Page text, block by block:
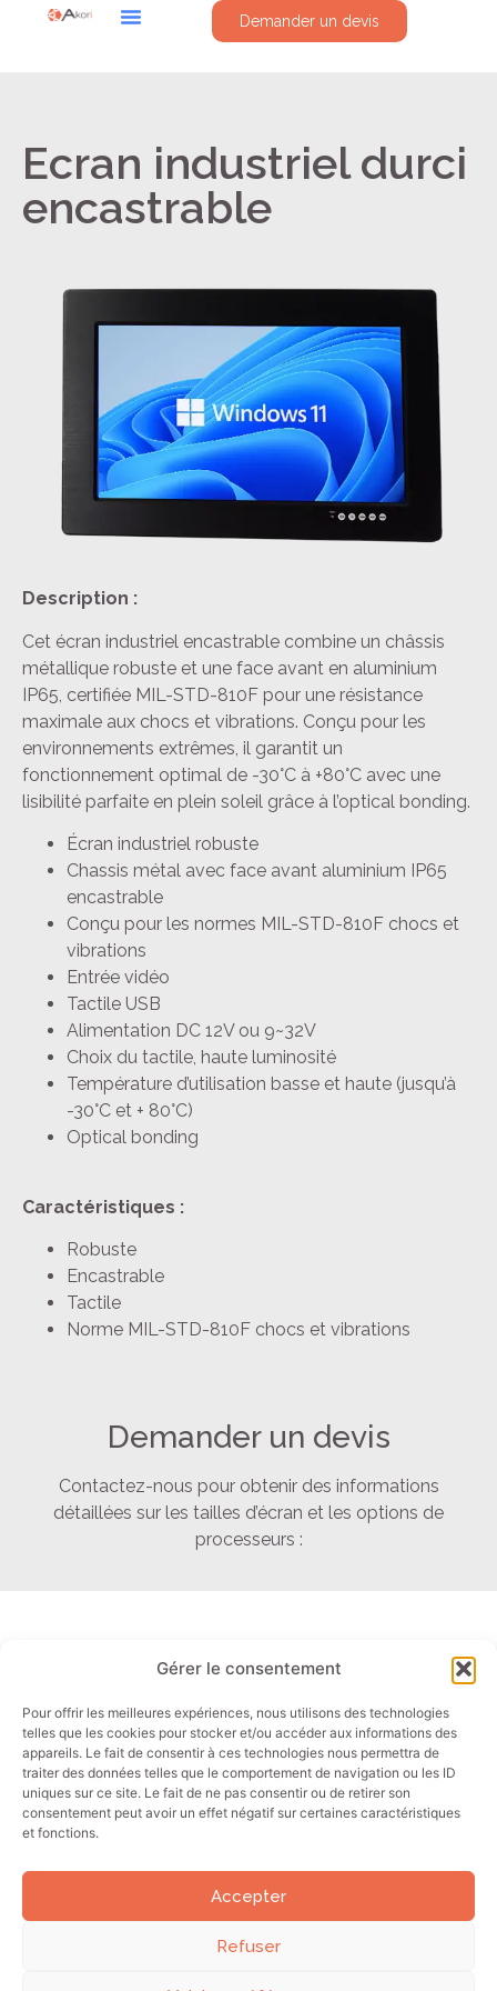
Gérer le consentement
Pour offrir les meilleures expériences, nous utilisons des technologies
telles que les cookies pour stocker et/ou accéder aux informations des
appareils. Le fait de consentir à ces technologies nous permettra de
traiter des données telles que le comportement de navigation ou les ID
uniques sur ce site. Le fait de ne pas consentir ou de retirer son
consentement peut avoir un effet négatif sur certaines caractéristiques
et fonctions.
Accepter
Refuser
Demander un devis
Ecran industriel durci
encastrable
Description :
Cet écran industriel encastrable combine un châssis
métallique robuste et une face avant en aluminium
IP65, certifiée MIL-STD-810F pour une résistance
maximale aux chocs et vibrations. Conçu pour les
environnements extrêmes, il garantit un
fonctionnement optimal de -30°C à +80°C avec une
lisibilité parfaite en plein soleil grâce à l’optical bonding.
Écran industriel robuste
Chassis métal avec face avant aluminium IP65
encastrable
Conçu pour les normes MIL-STD-810F chocs et
vibrations
Entrée vidéo
Tactile USB
Alimentation DC 12V ou 9~32V
Choix du tactile, haute luminosité
Température d’utilisation basse et haute (jusqu’à
-30°C et + 80°C)
Optical bonding
Caractéristiques :
Robuste
Encastrable
Tactile
Norme MIL-STD-810F chocs et vibrations
Demander un devis
Contactez-nous pour obtenir des informations
détaillées sur les tailles d’écran et les options de
processeurs :
Votre expert en matériel informatique robuste
Panels PC
Ecrans
Tablettes
PC industriels
Secteurs
Email: info@akori.fr
Tel : +33 (0)4 50 01 44 00